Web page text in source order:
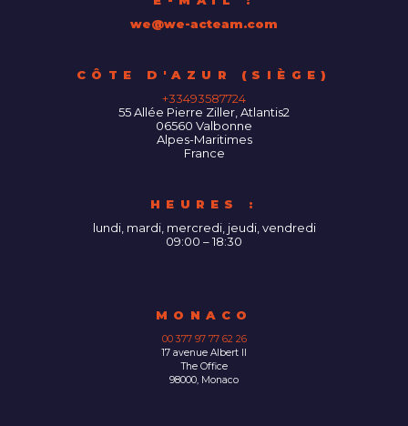
we@we-acteam.com
55 Allée Pierre Ziller, Atlantis2
06560 Valbonne
Alpes-Maritimes
France
HEURES :
lundi, mardi, mercredi, jeudi, vendredi
09:00 – 18:30
MONACO
00 377 97 77 62 26
17 avenue Albert II
The Office
98000, Monaco